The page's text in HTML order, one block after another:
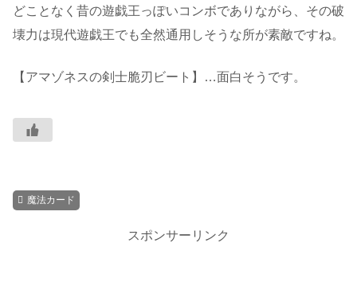
どことなく昔の遊戯王っぽいコンボでありながら、その破
壊力は現代遊戯王でも全然通用しそうな所が素敵ですね。
【アマゾネスの剣士脆刃ビート】…面白そうです。
魔法カード
スポンサーリンク